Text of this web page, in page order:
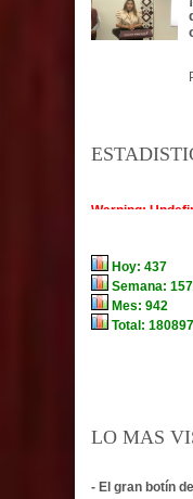
LO MAS
- El gran botín